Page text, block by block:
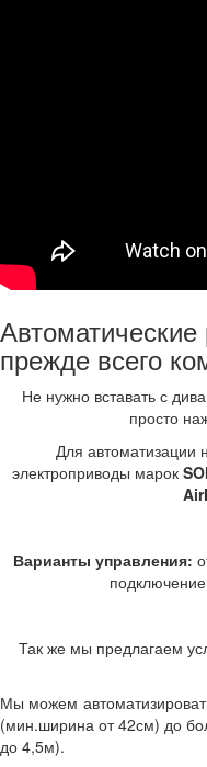
прежде всего
Не нужно вставать с
просто
Для автоматизации
электроприводы марок
Варианты управления:
Так же мы предлагаем
Мы можем
(мин.ширина от 42см) до
до 4,5м).